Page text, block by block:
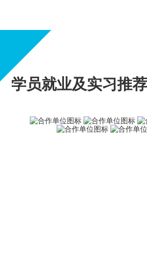
学员就业及实习推